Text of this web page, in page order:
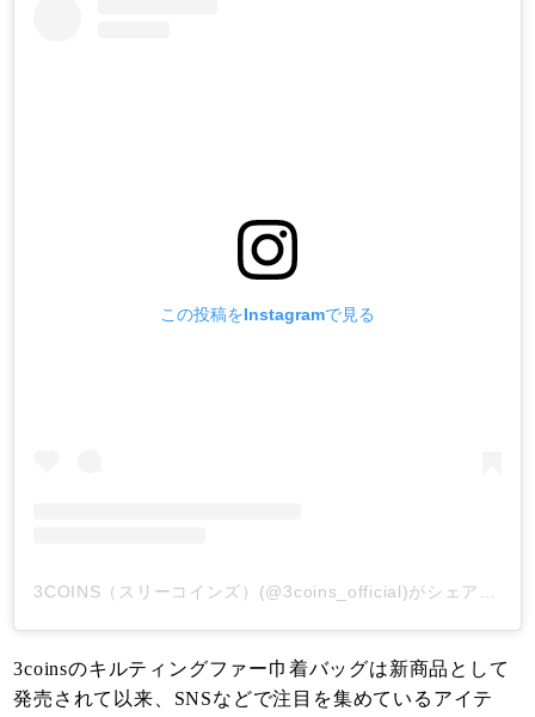
この投稿をInstagramで見る
3coinsのキルティングファー巾着バッグは新商品として
発売されて以来、SNSなどで注目を集めているアイテ